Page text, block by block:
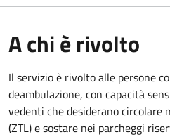
A chi è rivolto
Il servizio è rivolto alle persone
deambulazione, con capacità
vedenti che desiderano
(ZTL) e sostare nei parcheggi